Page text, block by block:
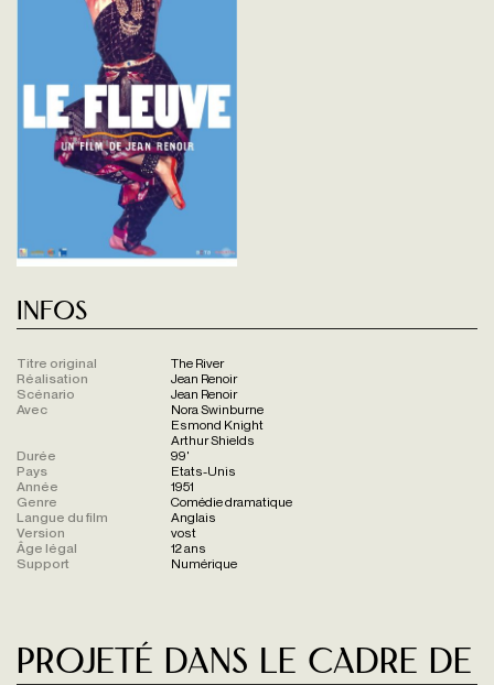
Infos
Titre original
The River
Réalisation
Jean Renoir
Scénario
Jean Renoir
Avec
Nora Swinburne
Esmond Knight
Arthur Shields
Durée
99'
Pays
Etats-Unis
Année
1951
Genre
Comédie dramatique
Langue du film
Anglais
Version
vost
Âge légal
12 ans
Support
Numérique
Projeté dans le cadre de